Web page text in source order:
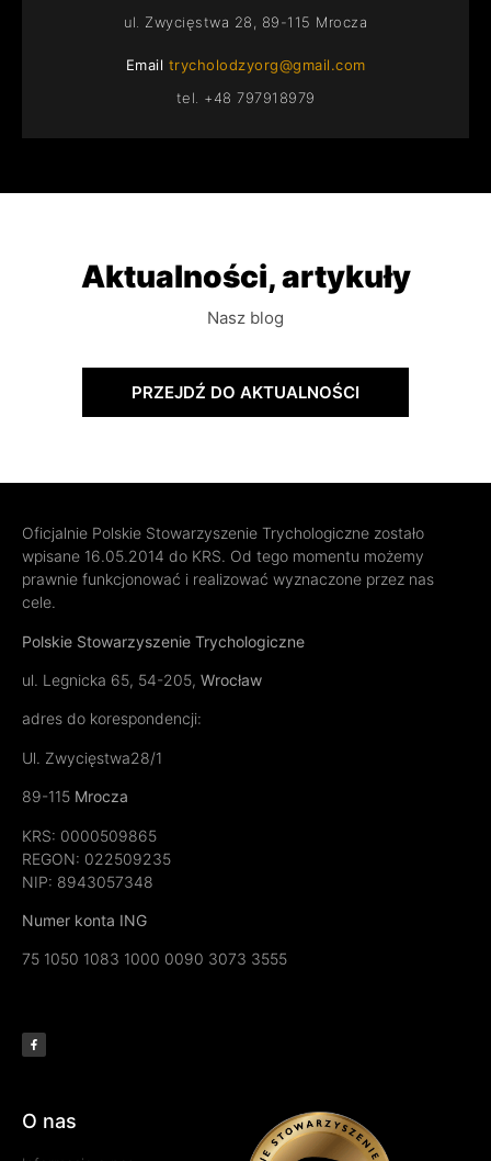
ul. Zwycięstwa 28, 89-115 Mrocza
Email trycholodzyorg@gmail.com
tel. +48 797918979
Aktualności, artykuły
Nasz blog
PRZEJDŹ DO AKTUALNOŚCI
Oficjalnie Polskie Stowarzyszenie Trychologiczne zostało
wpisane 16.05.2014 do KRS. Od tego momentu możemy
prawnie funkcjonować i realizować wyznaczone przez nas
cele.
Polskie Stowarzyszenie Trychologiczne
ul. Legnicka 65, 54-205, Wrocław
adres do korespondencji:
Ul. Zwycięstwa28/1
89-115 Mrocza
KRS: 0000509865
REGON: 022509235
NIP: 8943057348
Numer konta ING
75 1050 1083 1000 0090 3073 3555
O nas